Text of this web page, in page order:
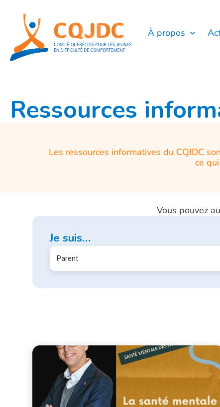
contenu
À propos
Ressources
Les ressources informatives du CQJDC
ce
Vous pouvez
Je suis…